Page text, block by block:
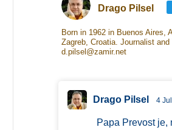
Drago Pilsel
Born in 1962 in Buenos Aires,
Zagreb, Croatia. Journalist
d.pilsel@zamir.net
Drago Pilsel 4 Jul
Papa Prevost je,